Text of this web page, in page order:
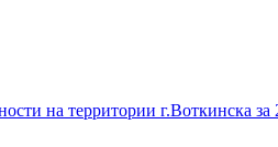
на территории г.Воткинска за